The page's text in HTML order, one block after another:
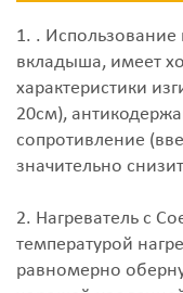
1. .
вкладыша, имеет
характеристики
20см),
сопротивление
значительно
2. Нагреватель с
температурой
равномерно